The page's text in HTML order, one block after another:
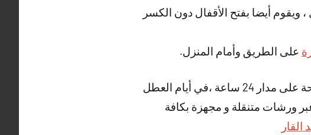
ويقوم أيضا بفتح الأقفال دون الكسر
على الطريق وأمام المنزل.
و العديد من الأعمال الاخرى التي يقوم بها فني فتح أقفال القادسية ، خدمتنا متاحة على مدار 24 ساعة ،في أيام العطل
ورشات متنقلة و مجهزة بكافة
القار